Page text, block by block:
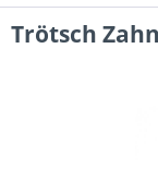
Trötsch